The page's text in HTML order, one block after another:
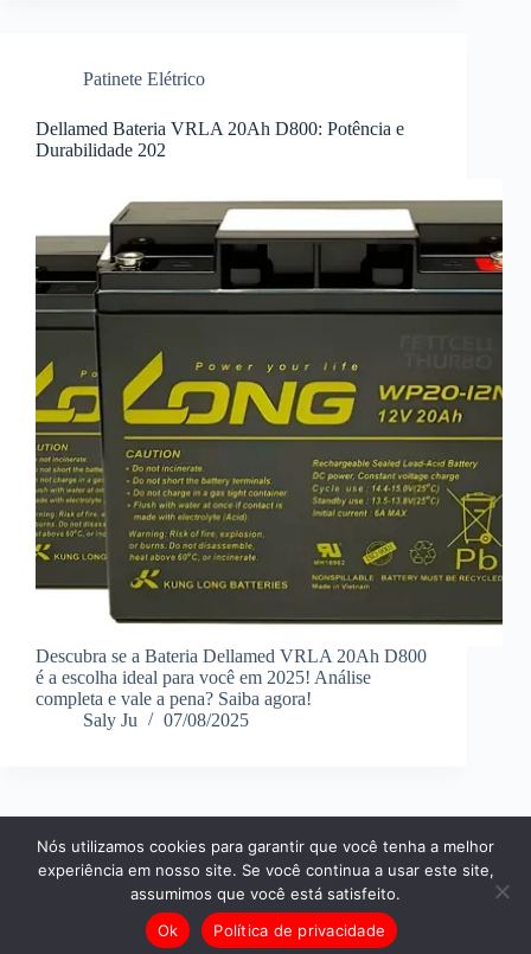
Patinete Elétrico
Dellamed Bateria VRLA 20Ah D800: Potência e
Durabilidade 202
Descubra se a Bateria Dellamed VRLA 20Ah D800
é a escolha ideal para você em 2025! Análise
completa e vale a pena? Saiba agora!
Saly Ju
07/08/2025
ANTERIOR
Nós utilizamos cookies para garantir que você tenha a melhor
experiência em nosso site. Se você continua a usar este site,
assumimos que você está satisfeito.
Ok
Política de privacidade